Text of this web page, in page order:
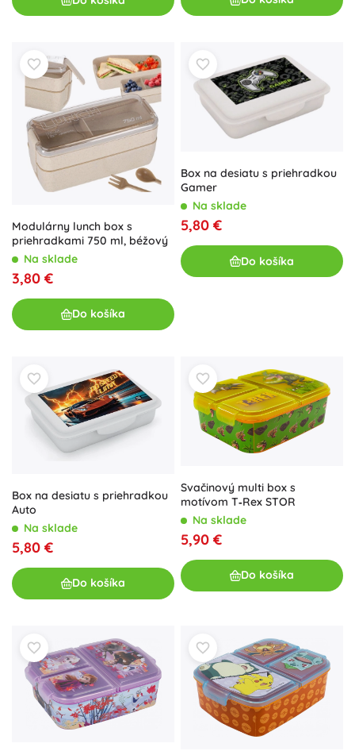
Modulárny lunch box s
priehradkami 750 ml, béžový
Na sklade
3,80 €
Do košíka
Box na desiatu s priehradkou
Gamer
Na sklade
5,80 €
Do košíka
Box na desiatu s priehradkou
Auto
Na sklade
5,80 €
Do košíka
Svačinový multi box s
motívom T‑Rex STOR
Na sklade
5,90 €
Do košíka